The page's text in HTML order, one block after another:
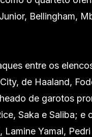
Bellingham,
entre os
de Haaland,
de garotos
Saka e Saliba; e
Lamine Yamal, Pedri